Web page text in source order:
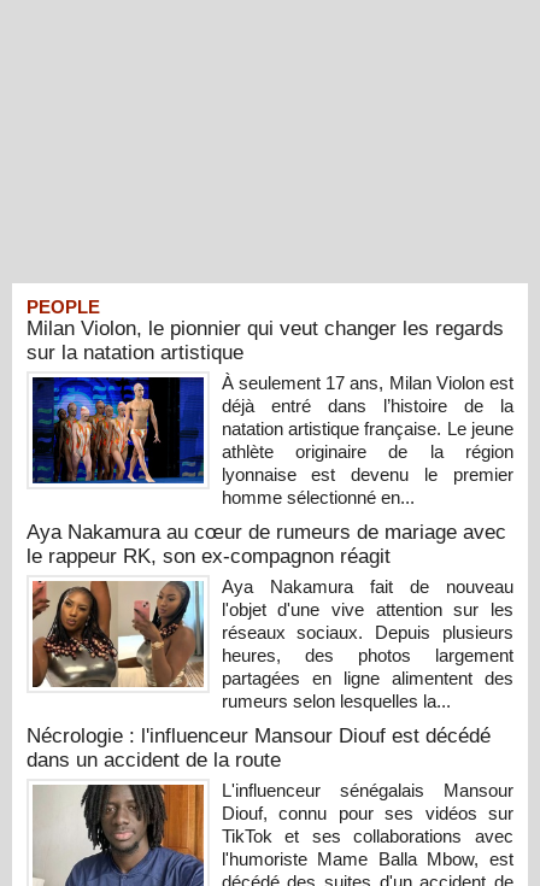
PEOPLE
Milan Violon, le pionnier qui veut changer les regards
sur la natation artistique
À seulement 17 ans, Milan Violon est
déjà entré dans l’histoire de la
natation artistique française. Le jeune
athlète originaire de la région
lyonnaise est devenu le premier
homme sélectionné en...
Aya Nakamura au cœur de rumeurs de mariage avec
le rappeur RK, son ex-compagnon réagit
Aya Nakamura fait de nouveau
l'objet d'une vive attention sur les
réseaux sociaux. Depuis plusieurs
heures, des photos largement
partagées en ligne alimentent des
rumeurs selon lesquelles la...
Nécrologie : l'influenceur Mansour Diouf est décédé
dans un accident de la route
L'influenceur sénégalais Mansour
Diouf, connu pour ses vidéos sur
TikTok et ses collaborations avec
l'humoriste Mame Balla Mbow, est
décédé des suites d'un accident de